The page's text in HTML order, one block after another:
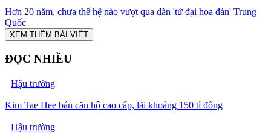
Hơn 20 năm, chưa thế hệ nào vượt qua dàn 'tứ đại hoa đán' Trung
Quốc
XEM THÊM BÀI VIẾT
ĐỌC NHIỀU
Hậu trường
Kim Tae Hee bán căn hộ cao cấp, lãi khoảng 150 tỉ đồng
Hậu trường